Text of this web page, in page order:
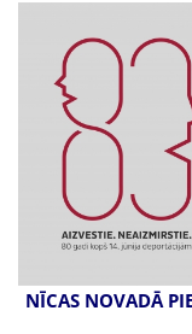
NĪCAS NOVADĀ